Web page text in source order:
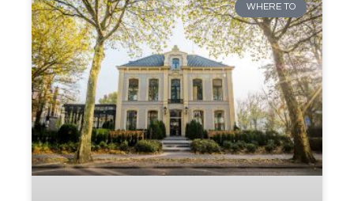
WHERE TO